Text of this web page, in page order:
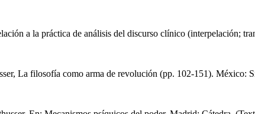
a la práctica de análisis del discurso clínico (interpelación;
La filosofía como arma de revolución (pp. 102-151). México: